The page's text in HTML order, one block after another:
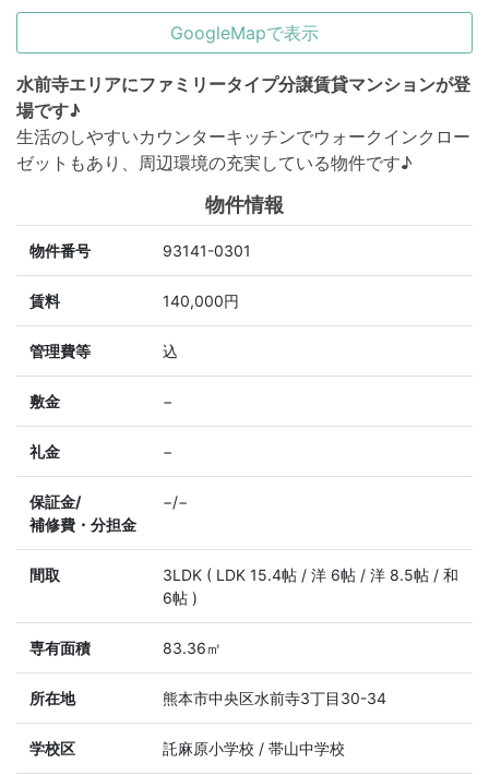
GoogleMapで表示
水前寺エリアにファミリータイプ分譲賃貸マンションが登
場です♪
生活のしやすいカウンターキッチンでウォークインクロー
ゼットもあり、周辺環境の充実している物件です♪
物件情報
物件番号 93141-0301
賃料 140,000円
管理費等 込
敷金 −
礼金 −
保証金/
補修費・分担金
−/−
間取
3LDK ( LDK 15.4帖 / 洋 6帖 / 洋 8.5帖 / 和
6帖 )
専有面積 83.36㎡
所在地 熊本市中央区水前寺3丁目30-34
学校区 託麻原小学校 / 帯山中学校